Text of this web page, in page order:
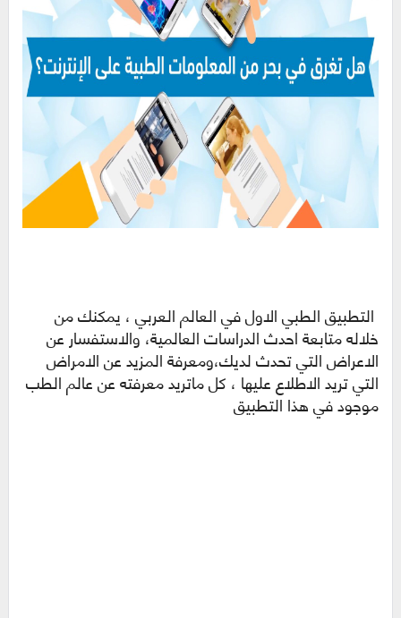
التطبيق الطبي الاول في العالم العربي ، يمكنك من
خلاله متابعة احدث الدراسات العالمية، والاستفسار عن
الاعراض التي تحدث لديك،ومعرفة المزيد عن الامراض
التي تريد الاطلاع عليها ، كل ماتريد معرفته عن عالم الطب
موجود في هذا التطبيق